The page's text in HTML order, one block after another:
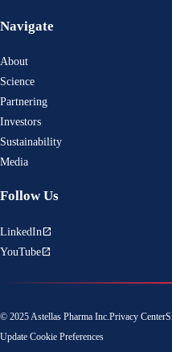
Navigate
About
Science
Partnering
Investors
Sustainability
Media
Follow Us
LinkedInopen_in_new
YouTubeopen_in_new
© 2025 Astellas Pharma Inc.Privacy Center
Update Cookie Preferences